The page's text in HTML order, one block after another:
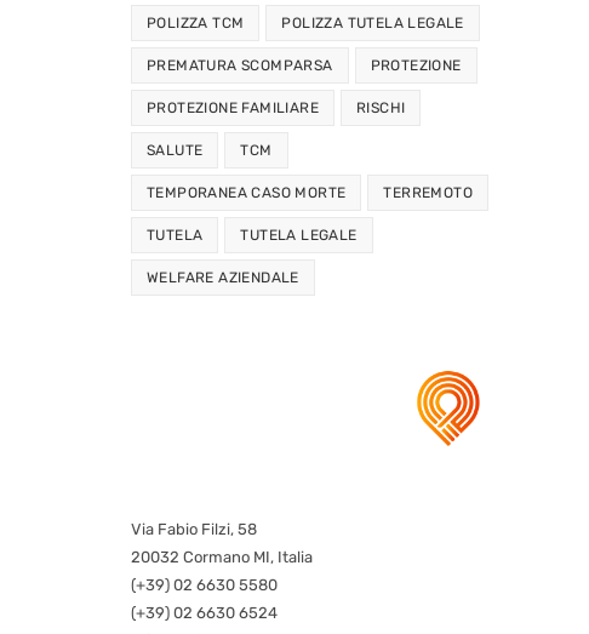
POLIZZA TCM POLIZZA TUTELA LEGALE
PREMATURA SCOMPARSA PROTEZIONE
PROTEZIONE FAMILIARE RISCHI
SALUTE TCM
TEMPORANEA CASO MORTE TERREMOTO
TUTELA TUTELA LEGALE
WELFARE AZIENDALE
Via Fabio Filzi, 58
20032 Cormano MI, Italia
(+39) 02 6630 5580
(+39) 02 6630 6524